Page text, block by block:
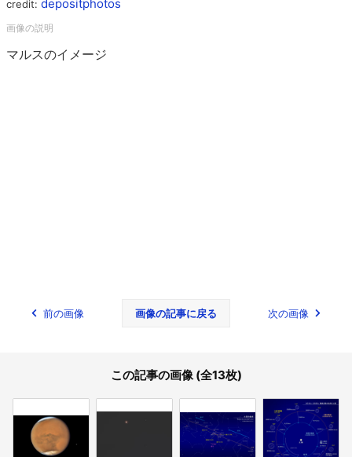
credit: depositphotos
マルスのイメージ
前の画像 画像の記事に戻る 次の画像
この記事の画像 (全13枚)